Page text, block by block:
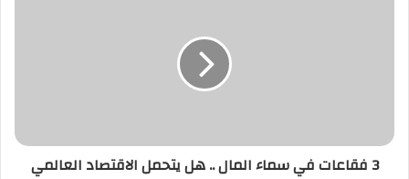
ر
3 فقاعات في سماء المال .. هل يتحمل الاقتصاد العالمي